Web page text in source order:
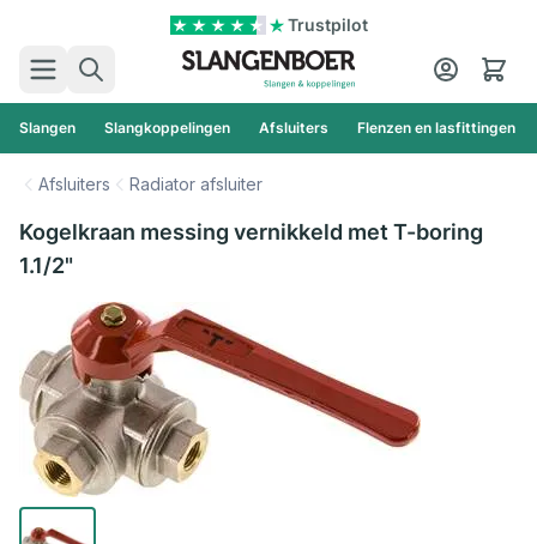
Trustpilot
Zoek
Cart
Slangen Slangkoppelingen Afsluiters Flenzen en lasfittingen
Afsluiters Radiator afsluiter
Kogelkraan messing vernikkeld met T-boring
1.1/2"